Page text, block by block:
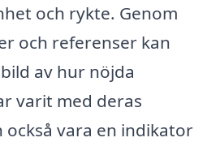
och rykte. Genom
och referenser kan
av hur nöjda
varit med deras
också vara en indikator